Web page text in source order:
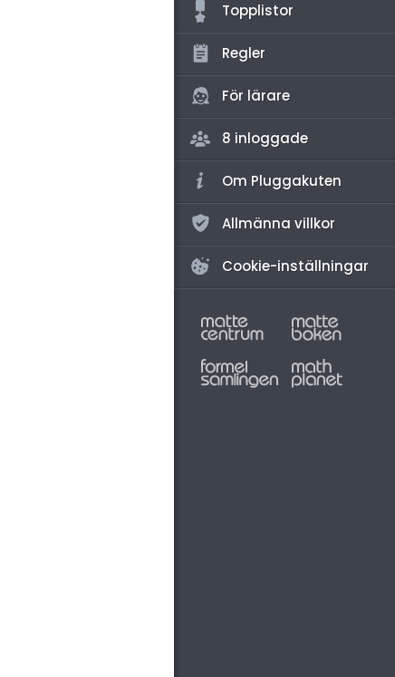
Topplistor
Regler
För lärare
8 inloggade
Om Pluggakuten
Allmänna villkor
Cookie-inställningar